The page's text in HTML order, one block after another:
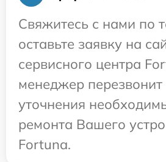
Свяжитесь с нами по
оставьте заявку на
сервисного центра
менеджер
уточнения
ремонта Вашего
Fortuna.